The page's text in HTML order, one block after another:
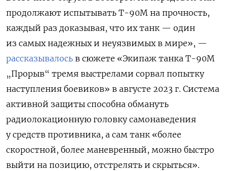
продолжают испытывать Т-90М на прочность,
каждый раз доказывая, что их танк — один
из самых надежных и неуязвимых в мире», —
рассказывалось в сюжете «Экипаж танка Т-90М
„Прорыв“ тремя выстрелами сорвал попытку
наступления боевиков» в августе 2023 г. Система
активной защиты способна обмануть
радиолокационную головку самонаведения
у средств противника, а сам танк «более
скоростной, более маневренный, можно быстро
выйти на позицию, отстрелять и скрыться».